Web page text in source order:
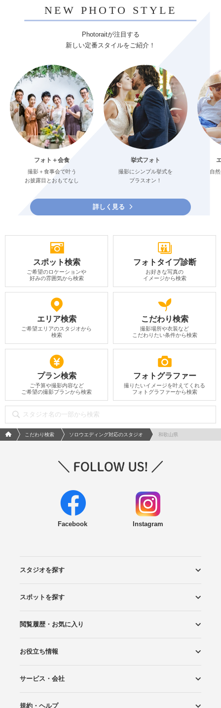
NEW PHOTO STYLE
Photoraitが注目する
新しい定番スタイルをご紹介！
フォト＋会食
撮影＋食事会で叶う
お披露目とおもてなし
挙式フォト
撮影にシンプル挙式を
プラスオン！
自
詳しく見る
スポット検索
ご希望のロケーションや
好みの雰囲気から検索
フォトタイプ診断
お好きな写真の
イメージから検索
エリア検索
ご希望エリアのスタジオから
検索
こだわり検索
撮影場所や衣装など
こだわりたい条件から検索
プラン検索
ご予算や撮影内容など
ご希望の撮影プランから検索
フォトグラファー
撮りたいイメージを叶えてくれる
フォトグラファーから検索
フォトウエディング/結婚写真のPhotorait ホーム
こだわり検索 ソロウエディング対応のスタジオ 和歌山県
Facebook Instagram
スタジオを探す
エリアから探す
こだわりから探す
NEW PHOTO STYLE
プランから探す
フォトタイプ診断
フォトグラファーから探す
国内リゾートから探す
スポットを探す
ロケーションから探す
スタジオから探す
閲覧履歴・お気に入り
閲覧スタジオ
お気に入り
お役立ち情報
Wedding Photo マガジン
はじめてガイド
サービス・会社
Photoraitとは
スタジオの掲載について
お問い合わせ
運営会社
サイトマップ
規約・ヘルプ